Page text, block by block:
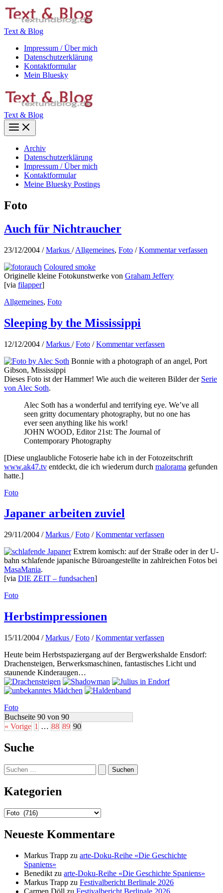
Zum
Inhalt
Text & Blog
Impressum / Über mich
Datenschutzerklärung
Kontaktformular
Mein Bluesky
Text & Blog
Main
Menu
Archiv
Datenschutzerklärung
Impressum / Über mich
Kontaktformular
Meine Bluesky Postings
Foto
Auch für Nichtraucher
23/12/2004 /Markus /Allgemeines, Foto /Kommentar verfassen
Coloured smoke
Originelle kleine Fotokunstwerke von Graham Jeffery
[via filapper]
Allgemeines, Foto
Sleeping by the Mississippi
12/12/2004 /Markus /Foto /Kommentar verfassen
Bonnie with a photograph of an angel, Port
Gibson, Mississippi
Dieses Foto ist der Hammer! Wie auch die weiteren Bilder der Serie
von Alec Soth.
Alec Soth has a wonderful and terrifying eye. We’ve all
seen gritty documentary photography, but no one has
ever seen anything like his work!
JOHN WOOD, Editor 21st: The Journal of
Contemporary Photography
[Diese unglaubliche Fotoserie habe ich in der Fotozeitschrift
www.ak47.tv entdeckt, die ich wiederum durch malorama gefunden
hatte.]
Foto
Japaner arbeiten zuviel
29/11/2004 /Markus /Foto /Kommentar verfassen
Extrem komisch: auf der Straße oder in der U-
bahn schlafende japanische Büroangestellte in zahlreichen Fotos bei
MasaMania.
[via DIE ZEIT – fundsachen]
Foto
Herbstimpressionen
15/11/2004 /Markus /Foto /Kommentar verfassen
Heute beim Herbstspaziergang auf der Bergwerkshalde Ensdorf:
Drachensteigen, Berwerksmaschinen, fantastisches Licht und
staunende Kinderaugen…
Foto
Buchseite 90 von 90
« Vorige 1 … 88 89 90
Suche
Suchen
nach:
Kategorien
Kategorien
Neueste Kommentare
Markus Trapp zu arte-Doku-Reihe «Die Geschichte
Spaniens»
Benedikt zu arte-Doku-Reihe «Die Geschichte Spaniens»
Markus Trapp zu Festivalbericht Berlinale 2026
Carmen Döll zu Festivalbericht Berlinale 2026